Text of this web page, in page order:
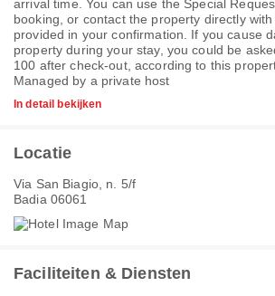
arrival time. You can use the Special
booking, or contact the property directly
provided in your confirmation. If you cause
property during your stay, you could be
100 after check-out, according to this
Managed by a private host
In detail bekijken
Locatie
Via San Biagio, n. 5/f
Badia 06061
Faciliteiten & Diensten